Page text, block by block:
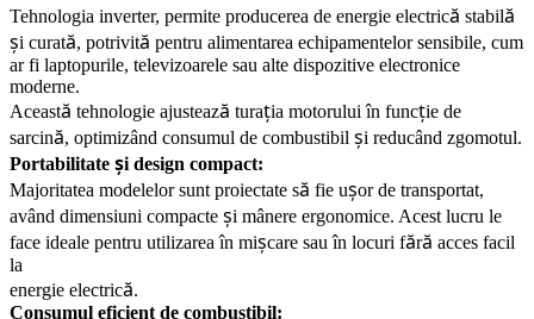
Tehnologia inverter, permite producerea de energie electrică stabilă
și curată, potrivită pentru alimentarea echipamentelor sensibile, cum
ar fi laptopurile, televizoarele sau alte dispozitive electronice
moderne.
Această tehnologie ajustează turația motoruluiîn funcție de
sarcină, optimizând consumul de combustibil și reducând zgomotul.
Portabilitate și design compact:
Majoritatea modelelor sunt proiectate să fie ușor de transportat,
având dimensiuni compacte și mânere ergonomice. Acest lucru le
face ideale pentru utilizareaîn mișcare sauîn locuri fără acces facil
la
energie electrică.
Consumul eficient de combustibil: